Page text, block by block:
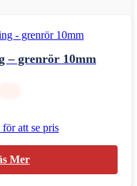
– grenrör 10mm
att se pris
Mer